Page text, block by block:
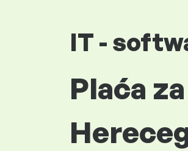
IT -
Plaća